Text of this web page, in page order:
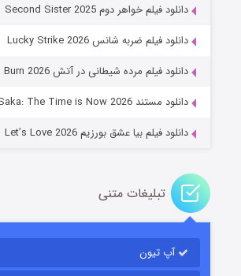
جادوگری در مغولستان
باب اسفنجی فصل ۱۷
قسمت۶ (زیرنویس) منتشر
دانلود فیلم خواهر دوم Second Sister 2025
دانلود فیلم ضربه شانس Lucky Strike 2026
دانلود فیلم مرده شیطانی در آتش Evil Dead Burn 2026
دانلود مستند Bukayo Saka: The Time is Now 2026
دانلود فیلم بیا عشق بورزیم Let’s Love 2026
تبلیغات متنی
آپ تیون